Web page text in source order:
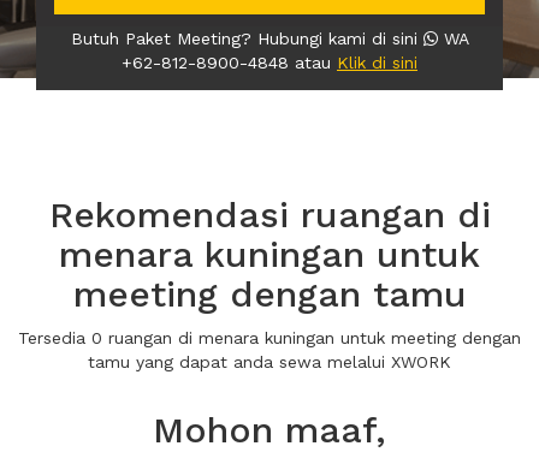
Butuh Paket Meeting? Hubungi kami di sini
WA
+62-812-8900-4848 atau Klik di sini
Rekomendasi ruangan di
menara kuningan untuk
meeting dengan tamu
Tersedia 0 ruangan di menara kuningan untuk meeting dengan
tamu yang dapat anda sewa melalui XWORK
Mohon maaf,